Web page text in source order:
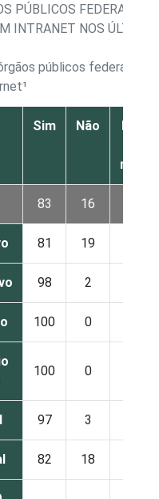
PÚBLICOS FEDERAIS E
INTRANET NOS
públicos federais e
Sim Não
Não
83 16
81 19
98 2
100 0
100 0
97 3
82 18